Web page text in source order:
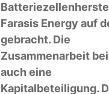
Farasis Energy auf
gebracht. Die
Zusammenarbeit
auch eine
Kapitalbeteiligung.